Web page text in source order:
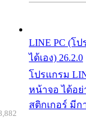
LINE PC (โ
ได้เอง) 26.2.0
โปรแกรม
หน้าจอ ได้อย่
สติกเกอร์ มีก